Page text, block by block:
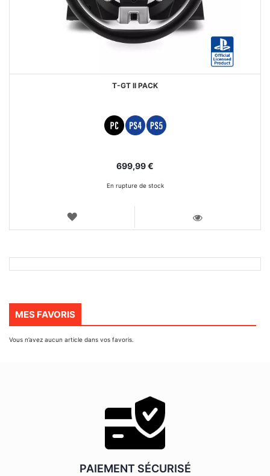
T-GT II PACK
699,99 €
En rupture de stock
AJOUTER
MES FAVORIS
Vous n’avez aucun article dans vos favoris.
PAIEMENT SÉCURISÉ